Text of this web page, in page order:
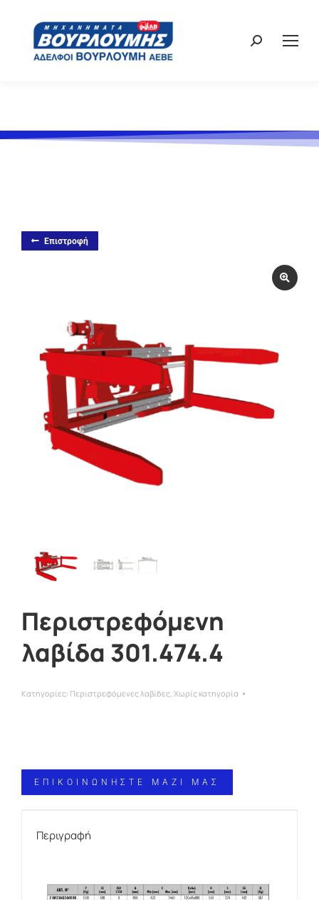
Επιστροφή
Περιστρεφόμενη
λαβίδα 301.474.4
Κατηγορίες: Περιστρεφόμενες λαβίδες, Χωρίς κατηγορία
ΕΠΙΚΟΙΝΩΝΗΣΤΕ ΜΑΖΙ ΜΑΣ
Περιγραφή